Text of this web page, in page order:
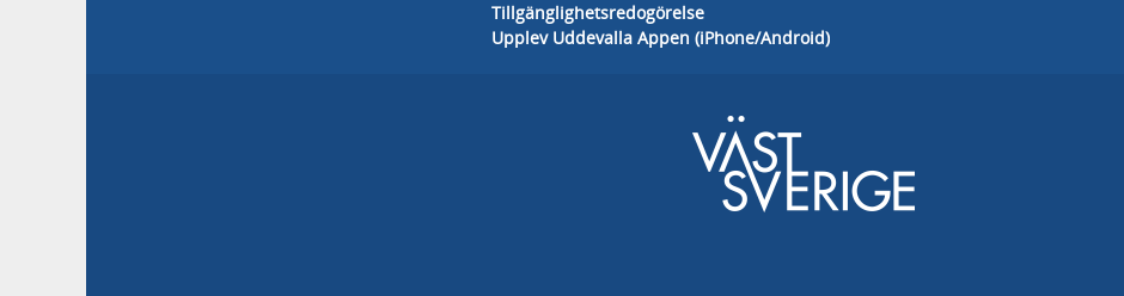
Tillgänglighetsredogörelse
Upplev Uddevalla Appen (iPhone/Android)